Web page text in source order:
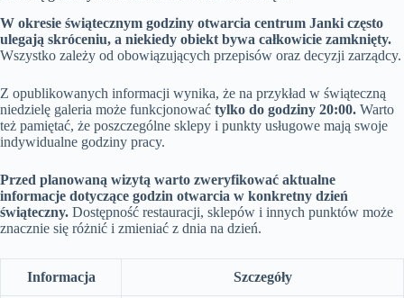
W okresie świątecznym godziny otwarcia centrum Janki często
ulegają skróceniu, a niekiedy obiekt bywa całkowicie zamknięty.
Wszystko zależy od obowiązujących przepisów oraz decyzji zarządcy.
Z opublikowanych informacji wynika, że na przykład w świąteczną
niedzielę galeria może funkcjonować tylko do godziny 20:00. Warto
też pamiętać, że poszczególne sklepy i punkty usługowe mają swoje
indywidualne godziny pracy.
Przed planowaną wizytą warto zweryfikować aktualne
informacje dotyczące godzin otwarcia w konkretny dzień
świąteczny. Dostępność restauracji, sklepów i innych punktów może
znacznie się różnić i zmieniać z dnia na dzień.
Informacja Szczegóły